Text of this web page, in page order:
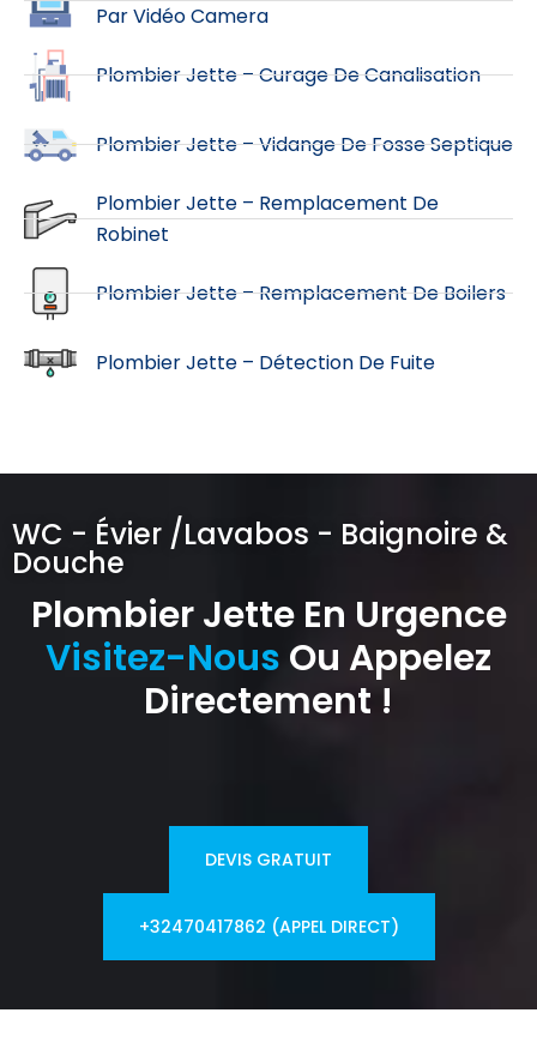
Par Vidéo Camera
Plombier Jette – Curage De Canalisation
Plombier Jette – Vidange De Fosse Septique
Plombier Jette – Remplacement De
Robinet
Plombier Jette – Remplacement De Boilers
Plombier Jette – Détection De Fuite
WC - Évier /Lavabos - Baignoire &
Douche
Plombier Jette En Urgence
Visitez-Nous Ou Appelez
Directement !
DEVIS GRATUIT
+32470417862 (APPEL DIRECT)